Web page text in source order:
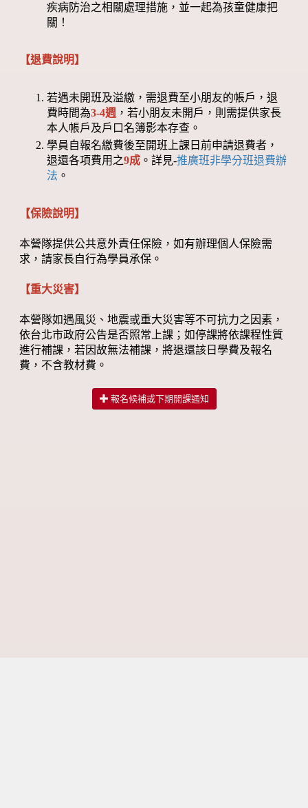
疾病防治之相關處理措施，並一起為孩童健康把
關！
【退費說明】
若遇未開班及溢繳，需退費至小朋友的帳戶，退
費時間為3-4週 ，若小朋友未開戶，則需提供家長
本人帳戶及戶口名簿影本存查。
學員自報名繳費後至開班上課日前申請退費者，
退還各項費用之9成 。詳見-推廣班非學分班退費辦
法 。
【保險說明】
本營隊提供公共意外責任保險，如有辦理個人保險需
求，請家長自行為學員承保。
【重大災害】
本營隊如遇風災、地震或重大災害等不可抗力之因素，
依台北市政府公告是否照常上課；如停課將依課程性質
進行補課，若因故無法補課，將退還該日學費及報名
費，不含教材費。
報名候補或下期開課通知